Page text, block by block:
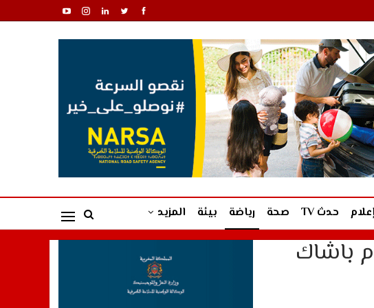
حدث TV صحة رياضة بيئة المزيد
باشاك